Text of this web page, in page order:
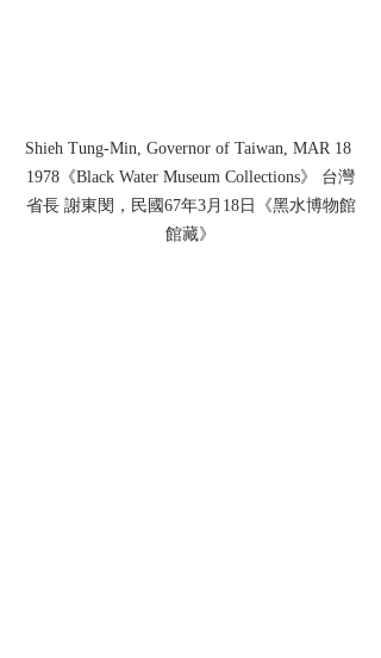
Shieh Tung-Min, Governor of Taiwan, MAR 18
1978《Black Water Museum Collections》 台灣
省長 謝東閔，民國67年3月18日《黑水博物館
館藏》